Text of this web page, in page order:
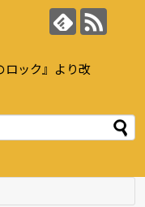
ロック』より改